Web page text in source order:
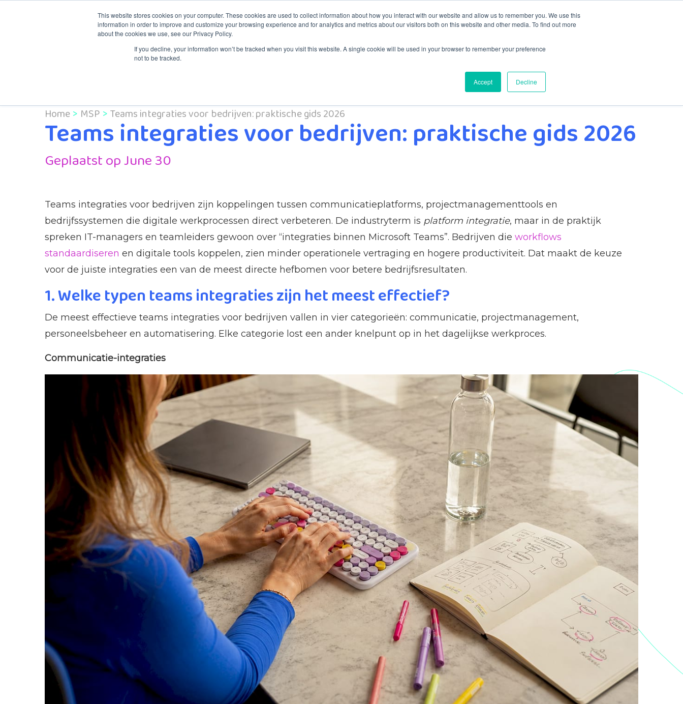
This website stores cookies on your computer. These cookies are used to collect information about how you interact with our website and allow us to remember you. We use this
information in order to improve and customize your browsing experience and for analytics and metrics about our visitors both on this website and other media. To find out more
about the cookies we use, see our Privacy Policy.
If you decline, your information won’t be tracked when you visit this website. A single cookie will be used in your browser to remember your preference
not to be tracked.
Accept Decline
Knowledge & Training
Home MSP Teams integraties voor bedrijven: praktische gids 2026
Teams integraties voor bedrijven: praktische gids 2026
Geplaatst op June 30
Teams integraties voor bedrijven zijn koppelingen tussen communicatieplatforms, projectmanagementtools en
bedrijfssystemen die digitale werkprocessen direct verbeteren. De industryterm is platform integratie, maar in de praktijk
spreken IT-managers en teamleiders gewoon over “integraties binnen Microsoft Teams”. Bedrijven die workflows
standaardiseren en digitale tools koppelen, zien minder operationele vertraging en hogere productiviteit. Dat maakt de keuze
voor de juiste integraties een van de meest directe hefbomen voor betere bedrijfsresultaten.
1. Welke typen teams integraties zijn het meest effectief?
De meest effectieve teams integraties voor bedrijven vallen in vier categorieën: communicatie, projectmanagement,
personeelsbeheer en automatisering. Elke categorie lost een ander knelpunt op in het dagelijkse werkproces.
Communicatie-integraties